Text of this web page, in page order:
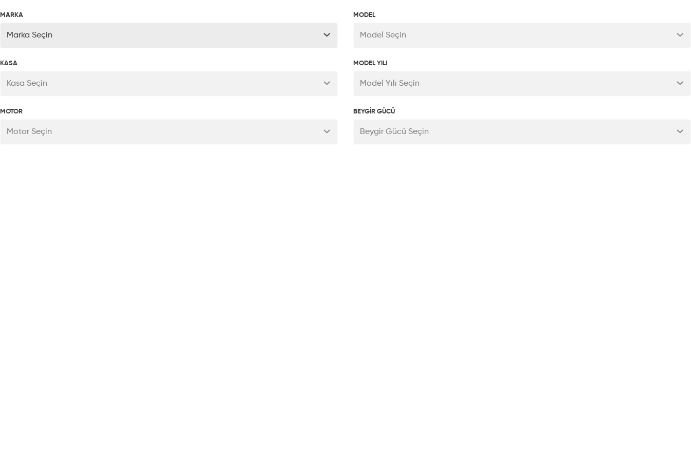
MARKA
Marka Seçin
MODEL
Model Seçin
KASA
Kasa Seçin
MODEL YILI
Model Yılı Seçin
MOTOR
Motor Seçin
BEYGİR GÜCÜ
Beygir Gücü Seçin